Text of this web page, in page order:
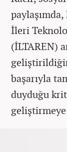
İleri
(İLTAREN)
başarıyla
duyduğu
geliştirmeye